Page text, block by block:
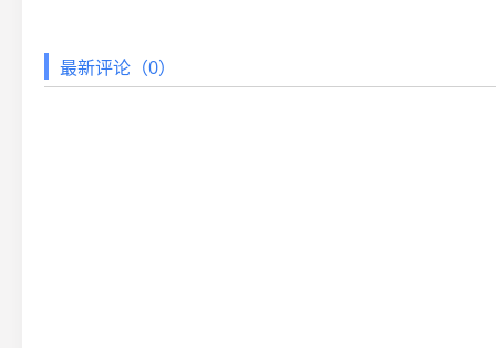
最新评论（0）